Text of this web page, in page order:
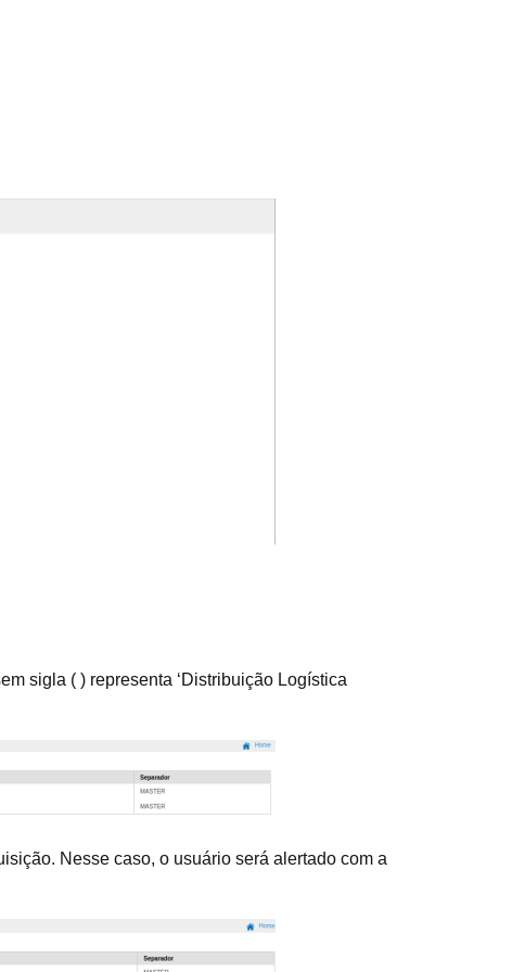
sigla ( ) representa ‘Distribuição Logística
Nesse caso, o usuário será alertado com a